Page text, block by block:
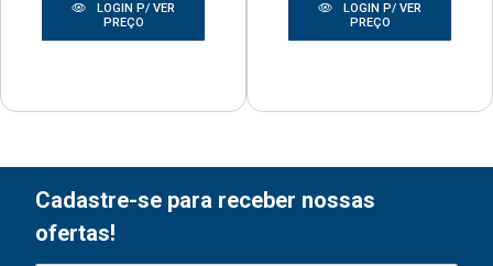
LOGIN P/ VER
PREÇO
LOGIN P/ VER
PREÇO
Cadastre-se para receber nossas
ofertas!